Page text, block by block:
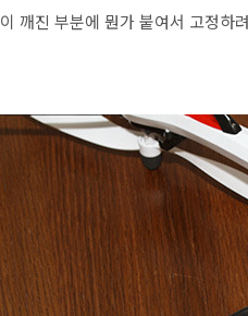
이 깨진 부분에 뭔가 붙여서 고정하